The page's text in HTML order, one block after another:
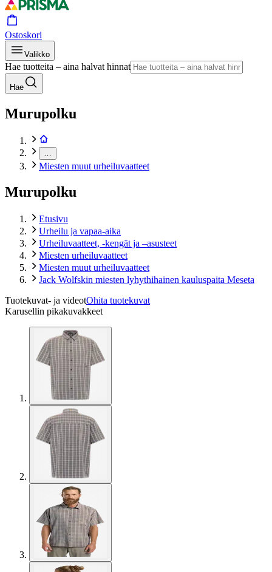
Ostoskori
Valikko
Hae tuotteita – aina halvat hinnat
Hae
Murupolku
Miesten muut urheiluvaatteet
Murupolku
Etusivu
Urheilu ja vapaa-aika
Urheiluvaatteet, -kengät ja –asusteet
Miesten urheiluvaatteet
Miesten muut urheiluvaatteet
Jack Wolfskin miesten lyhythihainen kauluspaita Meseta
Tuotekuvat- ja videotOhita tuotekuvat
Karusellin pikakuvakkeet